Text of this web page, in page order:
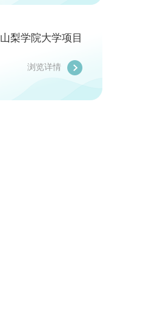
山梨学院大学项目
浏览详情